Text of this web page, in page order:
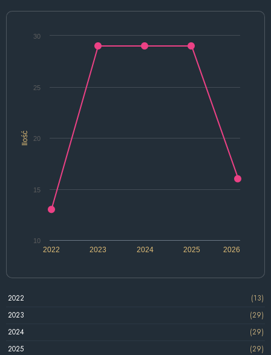
Ilość
2022 2024 2026
2023 2025
10
15
20
25
30
2022
(13)
2023
(29)
2024
(29)
2025
(29)